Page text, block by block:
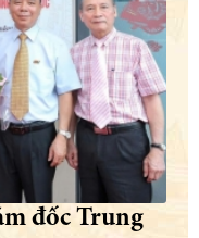
đốc Trung